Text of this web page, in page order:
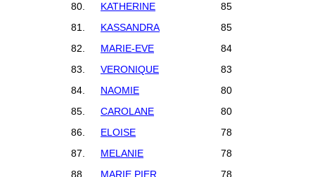
80.
KATHERINE
85
81.
KASSANDRA
85
82.
MARIE-EVE
84
83.
VERONIQUE
83
84.
NAOMIE
80
85.
CAROLANE
80
86.
ELOISE
78
87.
MELANIE
78
88.
MARIE PIER 78